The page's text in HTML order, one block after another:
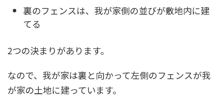
裏のフェンスは、我が家側の並びが敷地内に建
てる
2つの決まりがあります。
なので、我が家は裏と向かって左側のフェンスが我
が家の土地に建っています。